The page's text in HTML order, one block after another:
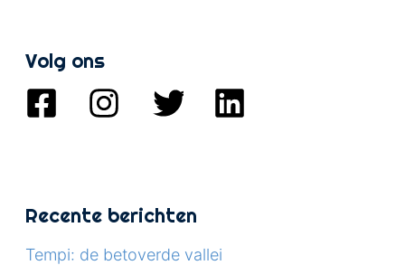
Volg ons
Recente berichten
Tempi: de betoverde vallei